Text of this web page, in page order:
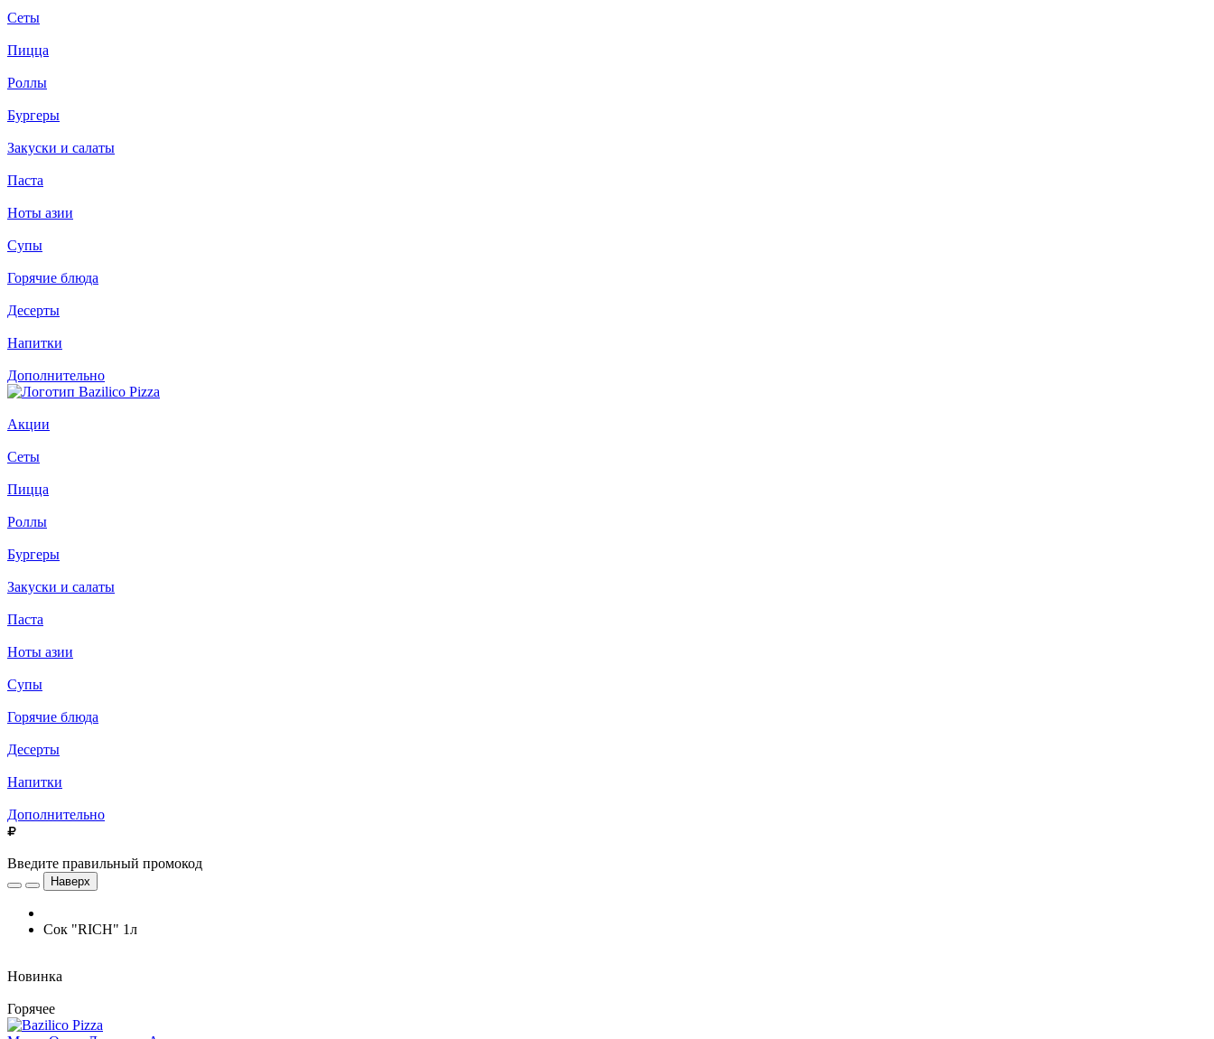
Сеты
Пицца
Роллы
Бургеры
Закуски и салаты
Паста
Ноты азии
Супы
Горячие блюда
Десерты
Напитки
Дополнительно
Акции
Сеты
Пицца
Роллы
Бургеры
Закуски и салаты
Паста
Ноты азии
Супы
Горячие блюда
Десерты
Напитки
Дополнительно
Введите правильный промокод
Наверх
Сок "RICH" 1л
Новинка
Горячее